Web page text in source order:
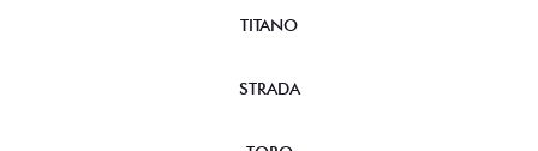
TITANO
STRADA